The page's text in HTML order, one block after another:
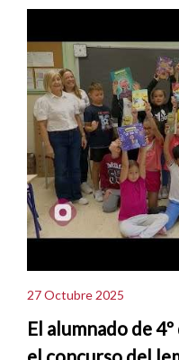
27 Octubre 2025
El alumnado de